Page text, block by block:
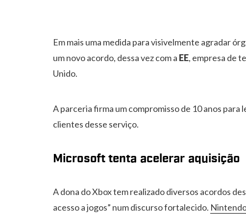
Em mais uma medida para visivelmente agradar
um novo acordo, dessa vez com a EE, empresa de
Unido.
A parceria firma um compromisso de 10 anos para
clientes desse serviço.
Microsoft tenta acelerar aquisição
A dona do Xbox tem realizado diversos acordos
acesso a jogos” num discurso fortalecido.